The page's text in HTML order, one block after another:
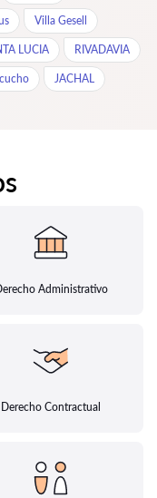
Villa Gesell
LUCIA RIVADAVIA
JACHAL
Administrativo
Derecho Contractual